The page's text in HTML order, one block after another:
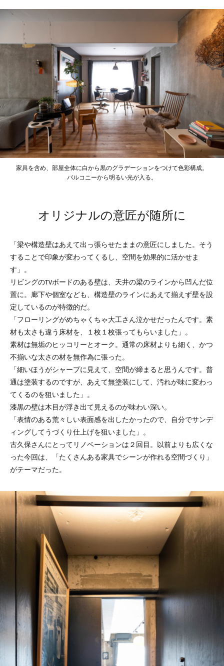
家具を含め、部屋全体に白から黒のグラデーションをつけて色彩構成。
バルコニーから明るい光が入る。
オリジナルの意匠が随所に
「梁や構造壁はあえて出っ張らせたままの意匠にしました。そう
することで印象が変わってくるし、空間を効果的に活かせま
す」。
リビングのTVボードのある壁は、天井の梁のラインから凹んだ位
置に。廊下や個室なども、構造壁のラインにあえて揃えず壁を設
定しているのが特徴的だ。
「フローリングがめちゃくちゃ大工さん泣かせだったんです。素
材も太さも違う床材を、１枚１枚張ってもらいました」。
素材は無垢のヒッコリーとオーク。通常の床材よりも細く、かつ
不揃いな太さの材を無作為に張った。
「細いほうがシャープに見えて、空間が締まると思うんです。普
通は塗装するのですが、あえて無塗装にして、汚れが味に変わっ
てくるのを狙いました」。
漆黒の壁は木目が浮き出て見えるのが味わい深い。
「表情のある荒々しい表面感を出したかったので、自分でサンデ
ィングしてうづくり仕上げを狙いました」。
古久保さんにとってリノベーションは２回目。以前よりも広くな
った今回は、「たくさんある家具でシーンが作れる空間づくり」
がテーマだった。